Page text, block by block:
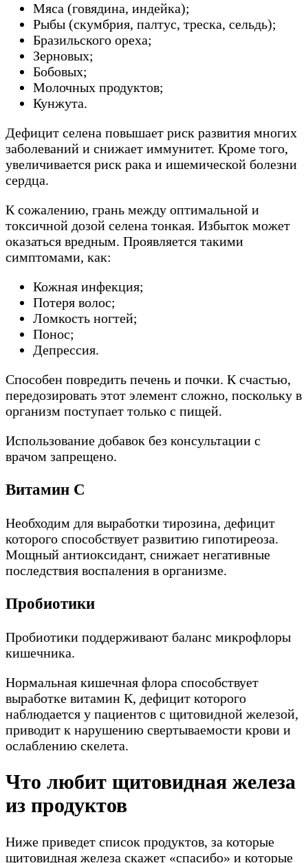
Мяса (говядина, индейка);
Рыбы (скумбрия, палтус, треска, сельдь);
Бразильского ореха;
Зерновых;
Бобовых;
Молочных продуктов;
Кунжута.
Дефицит селена повышает риск развития многих
заболеваний и снижает иммунитет. Кроме того,
увеличивается риск рака и ишемической болезни
сердца.
К сожалению, грань между оптимальной и
токсичной дозой селена тонкая. Избыток может
оказаться вредным. Проявляется такими
симптомами, как:
Кожная инфекция;
Потеря волос;
Ломкость ногтей;
Понос;
Депрессия.
Способен повредить печень и почки. К счастью,
передозировать этот элемент сложно, поскольку в
организм поступает только с пищей.
Использование добавок без консультации с
врачом запрещено.
Витамин С
Необходим для выработки тирозина, дефицит
которого способствует развитию гипотиреоза.
Мощный антиоксидант, снижает негативные
последствия воспаления в организме.
Пробиотики
Пробиотики поддерживают баланс микрофлоры
кишечника.
Нормальная кишечная флора способствует
выработке витамин К, дефицит которого
наблюдается у пациентов с щитовидной железой,
приводит к нарушению свертываемости крови и
ослаблению скелета.
Что любит щитовидная железа
из продуктов
Ниже приведет список продуктов, за которые
щитовидная железа скажет «спасибо» и которые